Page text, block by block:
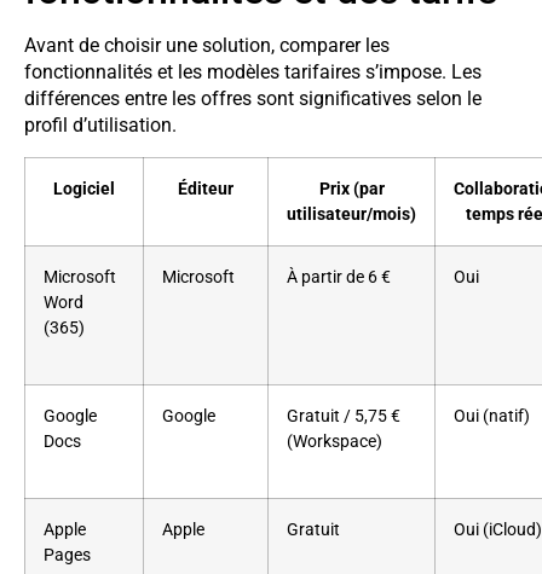
Avant de choisir une solution, comparer les
fonctionnalités et les modèles tarifaires s’impose. Les
différences entre les offres sont significatives selon le
profil d’utilisation.
Logiciel Éditeur
Prix (par
utilisateur/mois)
temps
Microsoft
Word
(365)
Microsoft À partir de 6 € Oui
Google
Docs
Google
Gratuit / 5,75 €
(Workspace)
Oui (natif)
Apple
Pages
Apple Gratuit Oui (iCloud)